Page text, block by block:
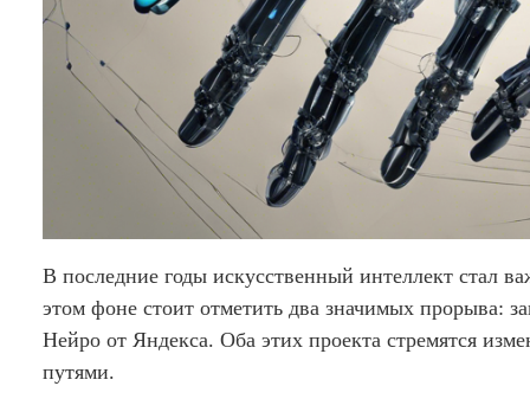
В последние годы искусственный интеллект стал
этом фоне стоит отметить два значимых прорыва:
Нейро от Яндекса. Оба этих проекта стремятся
путями.